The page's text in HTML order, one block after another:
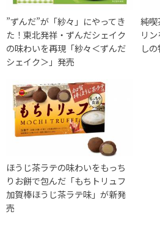
”ずんだ”が「紗々」にやってき
た！東北発祥・ずんだシェイク
の味わいを再現「紗々＜ずんだ
シェイク＞」発売
純
リ
し
ほうじ茶ラテの味わいをもっち
りお餅で包んだ「もちトリュフ
加賀棒ほうじ茶ラテ味」が新発
売